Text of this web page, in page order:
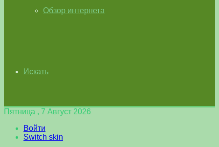
Обзор интернета
Искать
Пятница , 7 Август 2026
Войти
Switch skin